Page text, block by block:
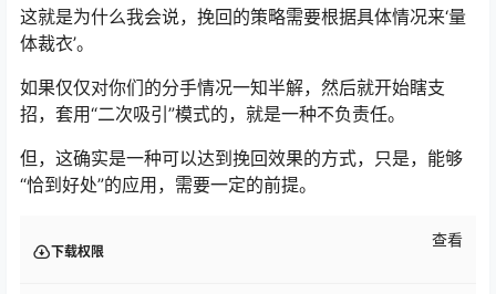
这就是为什么我会说，挽回的策略需要根据具体情况来‘量
体裁衣’。
如果仅仅对你们的分手情况一知半解，然后就开始瞎支
招，套用“二次吸引”模式的，就是一种不负责任。
但，这确实是一种可以达到挽回效果的方式，只是，能够
“恰到好处”的应用，需要一定的前提。
下载权限
查看